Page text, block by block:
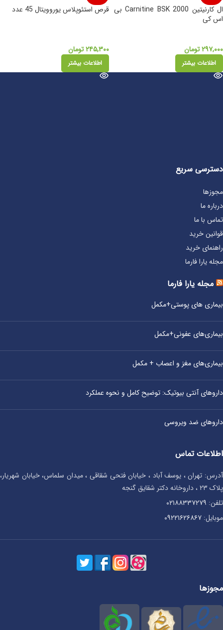
ال کارنیتین Carnitine BSK 2000 بی
اس کی
۲۹۷,۰۰۰تومان
اطلاعات بیشتر
قرص استئوپلاس یوروویتال 45 عدد
۲۴۵,۳۰۰تومان
اطلاعات بیشتر
دسترسی سریع
مجوزها
درباره ما
تماس با ما
قوانین خرید
راهنمای خرید
مجله یارا فارما
مجله یارا فارما
بیماری‌ های پوستی+مکمل
بیماری‌های عفونی+مکمل
بیماری‌های مغز و اعصاب + مکمل
داروهای آنتی‌ بیوتیک: توضیح کامل و نحوه عملکرد
داروهای ضد ویروسی
اطلاعات تماس
آدرس: تهران ، یوسف آباد ، خیابان فتحی شقاقی ، میدان سلماس، خیابان شهریار،
پلاک ۲۳ ، داروخانه دکتر شقایق گنجه
تلفن: ۰۲۱۸۸۳۳۷۲۷۹
موبایل: ۰۹۲۲۱۶۲۶۸۶۷
مجوزها